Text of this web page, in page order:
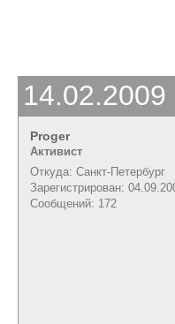
14.02.2009
Proger
Активист
Откуда: Санкт-Петербург
Зарегистрирован:
Сообщений: 172